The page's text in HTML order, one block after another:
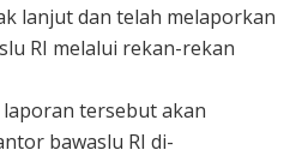
lanjut dan telah melaporkan
RI melalui rekan-rekan
tersebut akan
bawaslu RI di-